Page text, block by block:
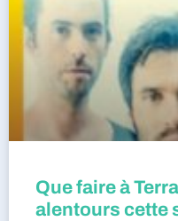
Que faire à
alentours cette